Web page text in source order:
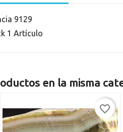
9129
1 Artículo
en la misma
favorite_border